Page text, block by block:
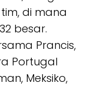
di mana
besar.
Prancis,
Portugal
Meksiko,